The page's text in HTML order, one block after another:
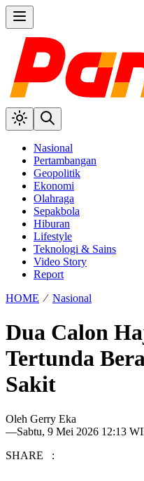
Nasional
Pertambangan
Geopolitik
Ekonomi
Olahraga
Sepakbola
Hiburan
Lifestyle
Teknologi & Sains
Video Story
Report
HOME ⁄ Nasional
Dua Calon
Tertunda
Sakit
Oleh Gerry Eka
—Sabtu, 9 Mei 2026 12:13
SHARE :